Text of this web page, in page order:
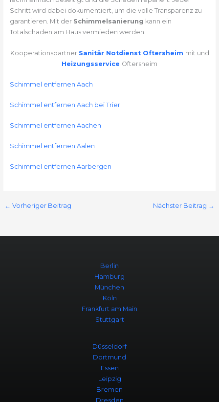
Schritt wird dabei dokumentiert, um die volle Transparenz zu
garantieren. Mit der Schimmelsanierung kann ein
Totalschaden am Haus vermieden werden.
Kooperationspartner Sanitär Notdienst Oftersheim mit und
Heizungsservice Oftersheim
Schimmel entfernen Aach
Schimmel entfernen Aach bei Trier
Schimmel entfernen Aachen
Schimmel entfernen Aalen
Schimmel entfernen Aarbergen
← Vorheriger Beitrag Nächster Beitrag →
Berlin
Hamburg
München
Köln
Frankfurt am Main
Stuttgart
Düsseldorf
Dortmund
Essen
Leipzig
Bremen
Dresden